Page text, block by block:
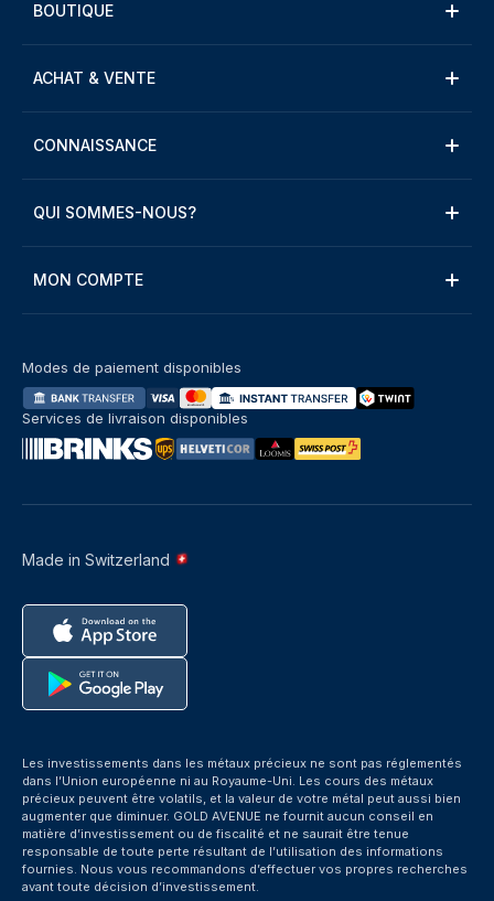
BOUTIQUE
ACHAT & VENTE
CONNAISSANCE
QUI SOMMES-NOUS?
MON COMPTE
Made in Switzerland
Modes de paiement disponibles
Services de livraison disponibles
Les investissements dans les métaux précieux ne sont pas réglementés
dans l’Union européenne ni au Royaume-Uni. Les cours des métaux
précieux peuvent être volatils, et la valeur de votre métal peut aussi bien
augmenter que diminuer. GOLD AVENUE ne fournit aucun conseil en
matière d’investissement ou de fiscalité et ne saurait être tenue
responsable de toute perte résultant de l’utilisation des informations
fournies. Nous vous recommandons d’effectuer vos propres recherches
avant toute décision d’investissement.